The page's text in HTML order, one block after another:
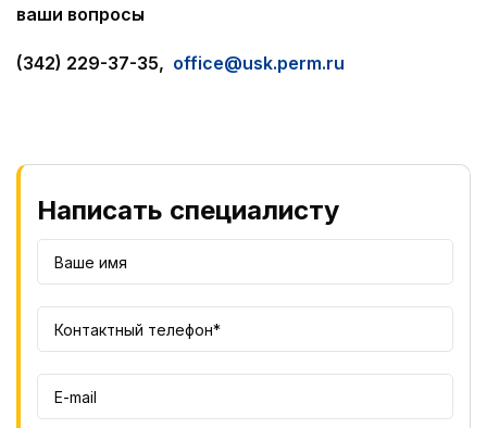
ваши вопросы
(342) 229-37-35, office@usk.perm.ru
Написать специалисту